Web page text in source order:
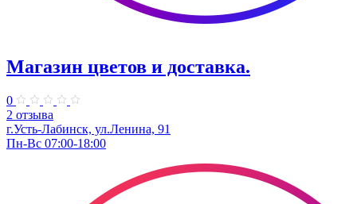
Магазин цветов и доставка.
0
2 отзыва
г.Усть-Лабинск, ул.Ленина, 91
Пн-Вс 07:00-18:00